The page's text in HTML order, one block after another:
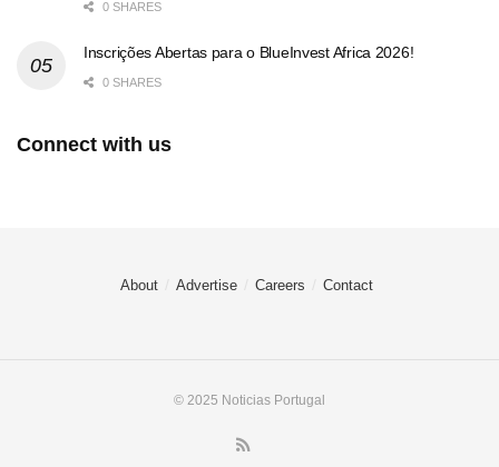
0 SHARES
Inscrições Abertas para o BlueInvest Africa 2026!
0 SHARES
Connect with us
About Advertise Careers Contact
© 2025 Noticias Portugal